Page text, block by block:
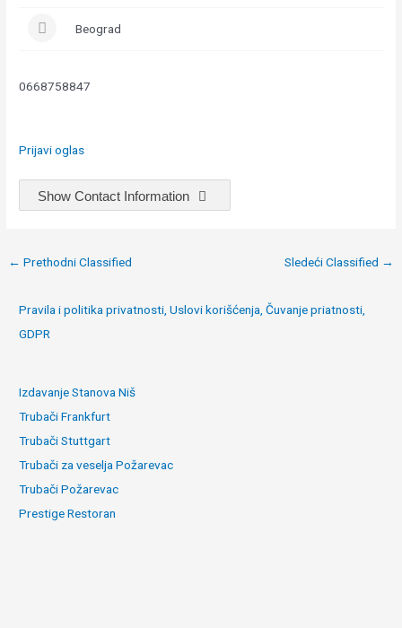
Beograd
0668758847
Prijavi oglas
Show Contact Information
Post
← Prethodni Classified Sledeći Classified →
Pravila i politika privatnosti, Uslovi korišćenja, Čuvanje priatnosti,
GDPR
Izdavanje Stanova Niš
Trubači Frankfurt
Trubači Stuttgart
Trubači za veselja Požarevac
Trubači Požarevac
Prestige Restoran